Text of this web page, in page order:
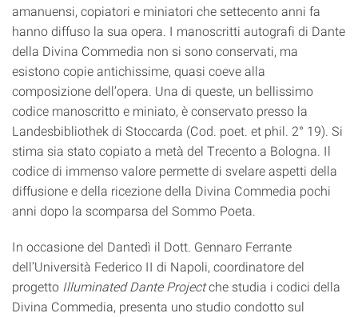
amanuensi, copiatori e miniatori che settecento anni fa
hanno diffuso la sua opera. I manoscritti autografi di Dante
della Divina Commedia non si sono conservati, ma
esistono copie antichissime, quasi coeve alla
composizione dell’opera. Una di queste, un bellissimo
codice manoscritto e miniato, è conservato presso la
Landesbibliothek di Stoccarda (Cod. poet. et phil. 2° 19). Si
stima sia stato copiato a metà del Trecento a Bologna. Il
codice di immenso valore permette di svelare aspetti della
diffusione e della ricezione della Divina Commedia pochi
anni dopo la scomparsa del Sommo Poeta.
In occasione del Dantedì il Dott. Gennaro Ferrante
dell’Università Federico II di Napoli, coordinatore del
progetto Illuminated Dante Projectche studia i codici della
Divina Commedia, presenta uno studio condotto sul